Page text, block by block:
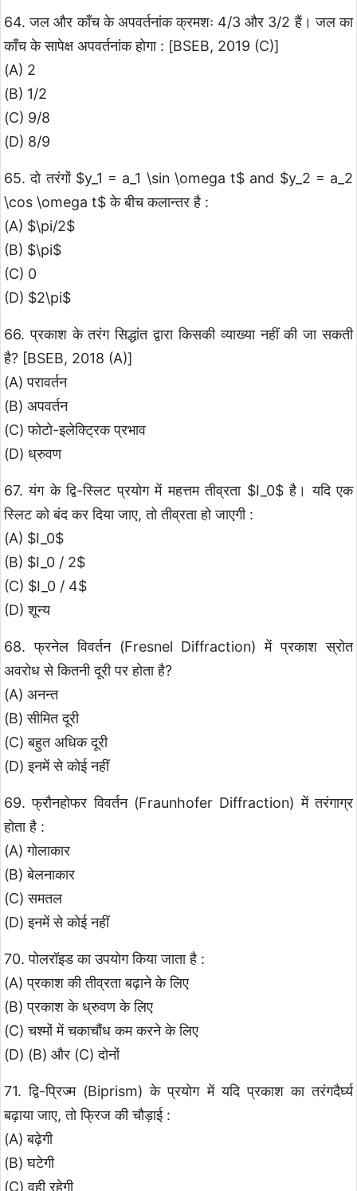
64. जल और काँच के अपवर्तनांक क्रमशः 4/3 और 3/2 हैं। जल का
काँच के सापेक्ष अपवर्तनांक होगा : [BSEB, 2019 (C)]
(A) 2
(B) 1/2
(C) 9/8
(D) 8/9
65. दो तरंगों $y_1 = a_1 \sin \omega t$ and $y_2 = a_2
\cos \omega t$ के बीच कलान्तर है :
(A) $\pi/2$
(B) $\pi$
(C) 0
(D) $2\pi$
66. प्रकाश के तरंग सिद्धांत द्वारा किसकी व्याख्या नहीं की जा सकती
है? [BSEB, 2018 (A)]
(A) परावर्तन
(B) अपवर्तन
(C) फोटो-इलेक्ट्रिक प्रभाव
(D) ध्रुवण
67. यंग के द्वि-स्लिट प्रयोग में महत्तम तीव्रता $I_0$ है। यदि एक
स्लिट को बंद कर दिया जाए, तो तीव्रता हो जाएगी :
(A) $I_0$
(B) $I_0 / 2$
(C) $I_0 / 4$
(D) शून्य
68. फ्रनेल विवर्तन (Fresnel Diffraction) में प्रकाश स्रोत
अवरोध से कितनी दूरी पर होता है?
(A) अनन्त
(B) सीमित दूरी
(C) बहुत अधिक दूरी
(D) इनमें से कोई नहीं
69. फ्रौनहोफर विवर्तन (Fraunhofer Diffraction) में तरंगाग्र
होता है :
(A) गोलाकार
(B) बेलनाकार
(C) समतल
(D) इनमें से कोई नहीं
70. पोलरॉइड का उपयोग किया जाता है :
(A) प्रकाश की तीव्रता बढ़ाने के लिए
(B) प्रकाश के ध्रुवण के लिए
(C) चश्मों में चकाचौंध कम करने के लिए
(D) (B) और (C) दोनों
71. द्वि-प्रिज्म (Biprism) के प्रयोग में यदि प्रकाश का तरंगदैर्घ्य
बढ़ाया जाए, तो फ्रिज की चौड़ाई :
(A) बढ़ेगी
(B) घटेगी
(C) वही रहेगी